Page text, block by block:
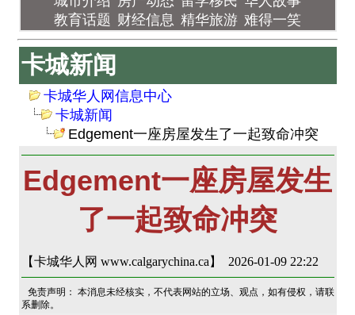
教育话题 财经信息 精华旅游 难得一笑
卡城新闻
卡城华人网信息中心
卡城新闻
Edgement一座房屋发生了一起致命冲突
Edgement一座房屋发生
了一起致命冲突
【卡城华人网 www.calgarychina.ca】 2026-01-09 22:22
免责声明： 本消息未经核实，不代表网站的立场、观点，如有侵权，请联
系删除。